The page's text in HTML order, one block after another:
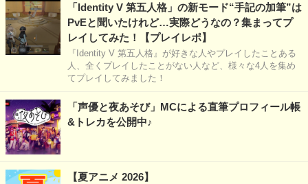
「Identity V 第五人格」の新モード“手記の加筆”は
PvEと聞いたけれど…実際どうなの？集まってプ
レイしてみた！【プレイレポ】
『Identity V 第五人格』が好きな人やプレイしたことある
人、全くプレイしたことがない人など、様々な4人を集め
てプレイしてみました！
「声優と夜あそび」MCによる直筆プロフィール帳
&トレカを公開中♪
【夏アニメ 2026】